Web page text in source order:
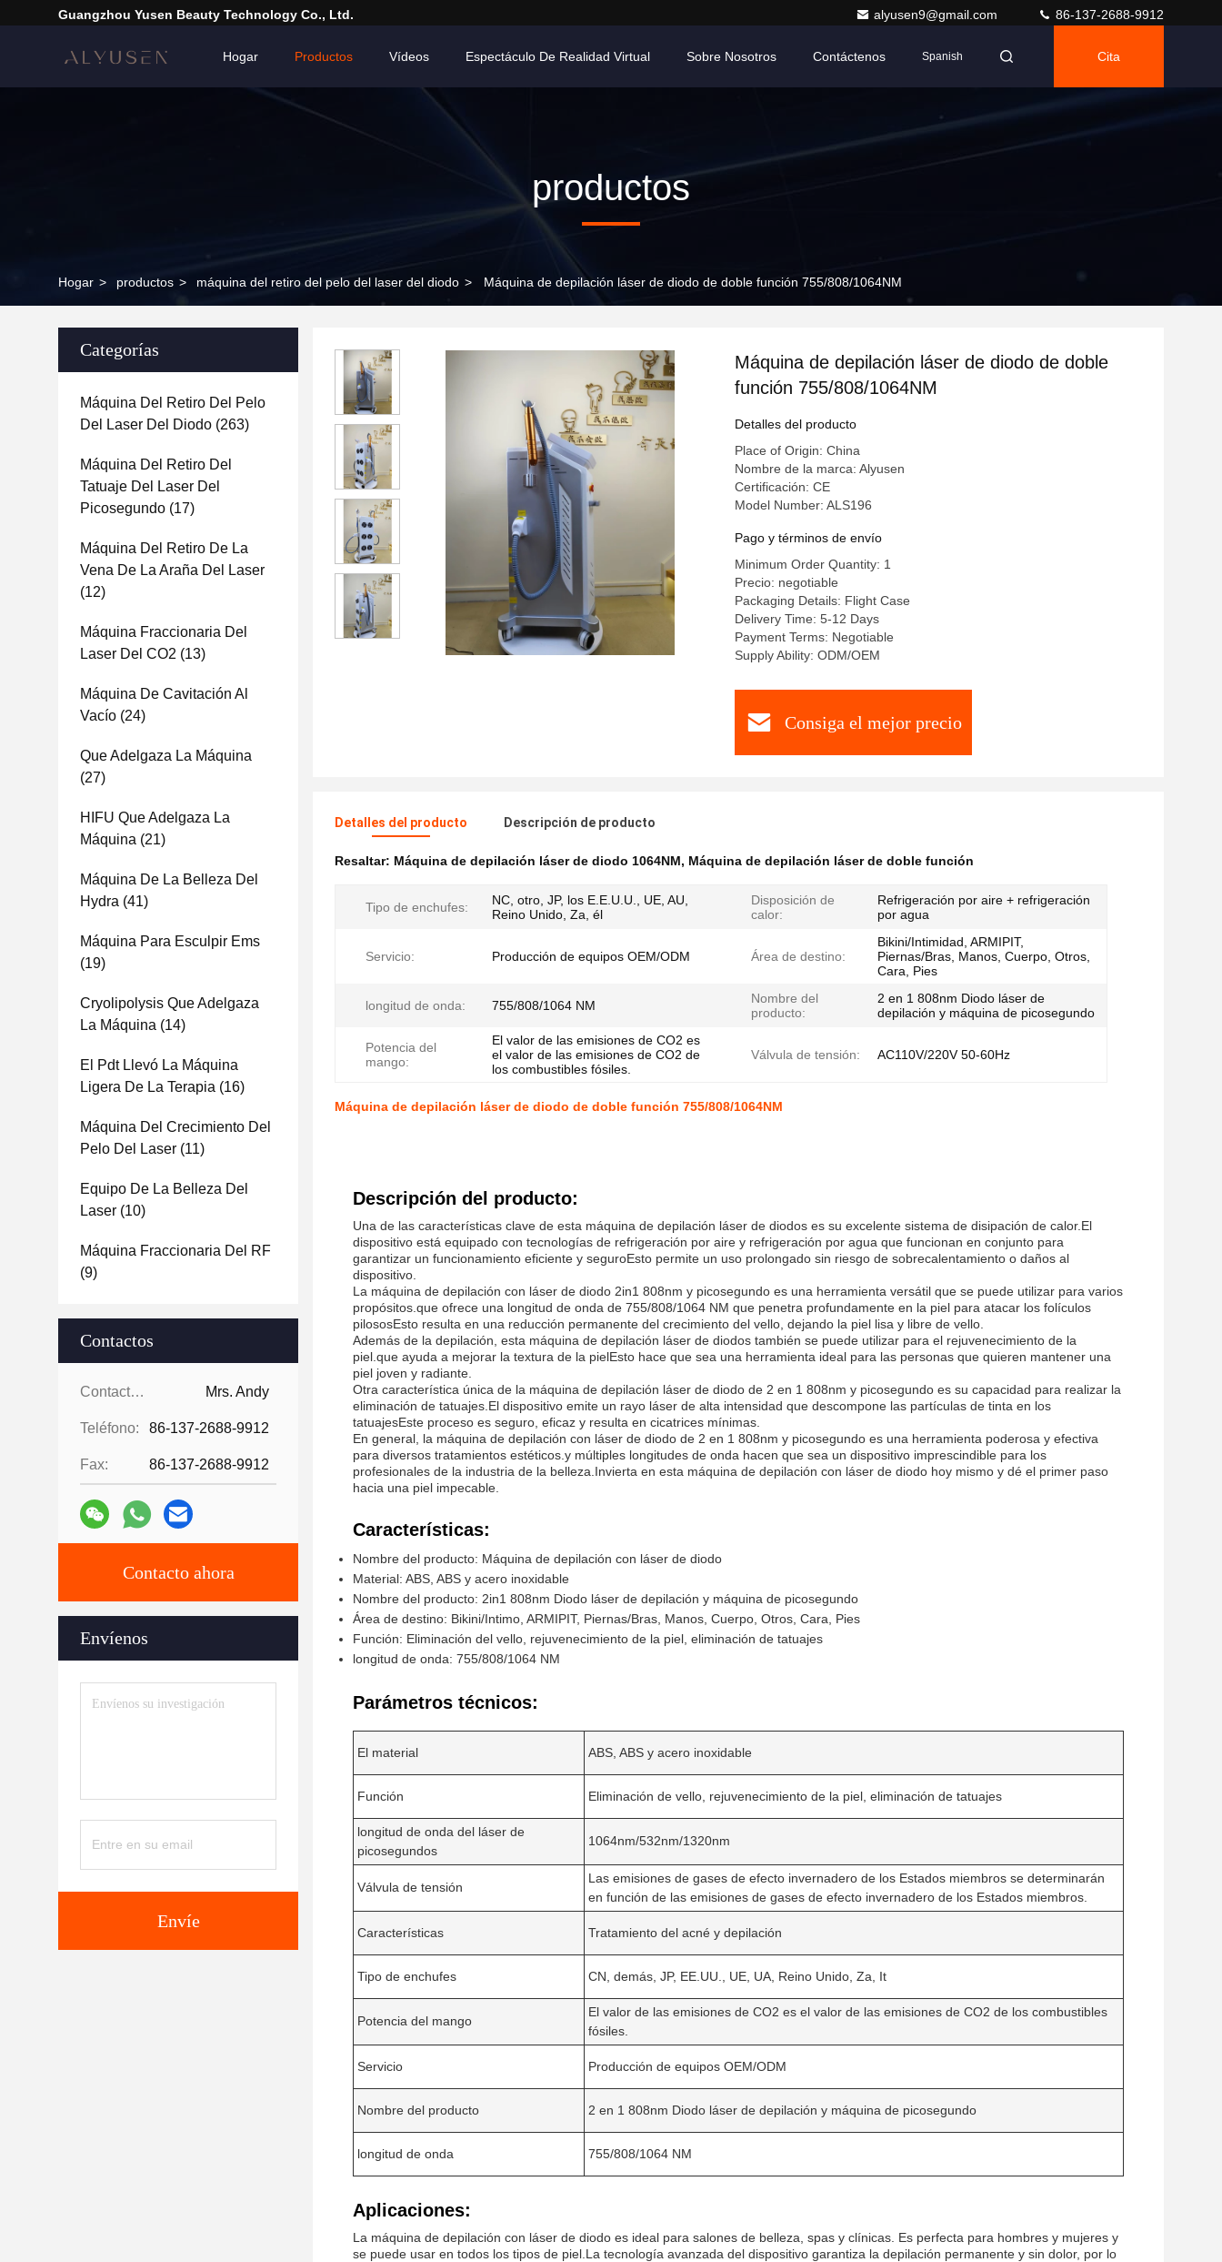
Deja un mensaje
¡Te llamaremos pronto!
Guangzhou Yusen Beauty Technology Co., Ltd. alyusen9@gmail.com 86-137-2688-9912
Hogar Productos Vídeos Espectáculo De Realidad Virtual Sobre Nosotros Contáctenos Spanish Cita
productos
Hogar > productos > máquina del retiro del pelo del laser del diodo > Máquina de depilación láser de diodo de doble función 755/808/1064NM
Categorías
Máquina Del Retiro Del Pelo
Del Laser Del Diodo (263)
Máquina Del Retiro Del
Tatuaje Del Laser Del
Picosegundo (17)
Máquina Del Retiro De La
Vena De La Araña Del Laser
(12)
Máquina Fraccionaria Del
Laser Del CO2 (13)
Máquina De Cavitación Al
Vacío (24)
Que Adelgaza La Máquina
(27)
HIFU Que Adelgaza La
Máquina (21)
Máquina De La Belleza Del
Hydra (41)
Máquina Para Esculpir Ems
(19)
Cryolipolysis Que Adelgaza
La Máquina (14)
El Pdt Llevó La Máquina
Ligera De La Terapia (16)
Máquina Del Crecimiento Del
Pelo Del Laser (11)
Equipo De La Belleza Del
Laser (10)
Máquina Fraccionaria Del RF
(9)
Contactos
Contactos: Mrs. Andy
Teléfono: 86-137-2688-9912
Fax: 86-137-2688-9912
Contacto ahora
Envíenos
Envíe
Máquina de depilación láser de diodo de doble
función 755/808/1064NM
Detalles del producto
Place of Origin: China
Nombre de la marca: Alyusen
Certificación: CE
Model Number: ALS196
Pago y términos de envío
Minimum Order Quantity: 1
Precio: negotiable
Packaging Details: Flight Case
Delivery Time: 5-12 Days
Payment Terms: Negotiable
Supply Ability: ODM/OEM
Consiga el mejor precio
Detalles del producto Descripción de producto
Resaltar: Máquina de depilación láser de diodo 1064NM, Máquina de depilación láser de doble función
Tipo de enchufes:
NC, otro, JP, los E.E.U.U., UE, AU,
Reino Unido, Za, él
Disposición de
calor:
Refrigeración por aire + refrigeración
por agua
Servicio: Producción de equipos OEM/ODM Área de destino:
Bikini/Intimidad, ARMIPIT,
Piernas/Bras, Manos, Cuerpo, Otros,
Cara, Pies
longitud de onda: 755/808/1064 NM
Nombre del
producto:
2 en 1 808nm Diodo láser de
depilación y máquina de picosegundo
Potencia del
mango:
El valor de las emisiones de CO2 es
el valor de las emisiones de CO2 de
los combustibles fósiles.
Válvula de tensión: AC110V/220V 50-60Hz
Máquina de depilación láser de diodo de doble función 755/808/1064NM
Descripción del producto:
Una de las características clave de esta máquina de depilación láser de diodos es su excelente sistema de disipación de calor.El
dispositivo está equipado con tecnologías de refrigeración por aire y refrigeración por agua que funcionan en conjunto para
garantizar un funcionamiento eficiente y seguroEsto permite un uso prolongado sin riesgo de sobrecalentamiento o daños al
dispositivo.
La máquina de depilación con láser de diodo 2in1 808nm y picosegundo es una herramienta versátil que se puede utilizar para varios
propósitos.que ofrece una longitud de onda de 755/808/1064 NM que penetra profundamente en la piel para atacar los folículos
pilososEsto resulta en una reducción permanente del crecimiento del vello, dejando la piel lisa y libre de vello.
Además de la depilación, esta máquina de depilación láser de diodos también se puede utilizar para el rejuvenecimiento de la
piel.que ayuda a mejorar la textura de la pielEsto hace que sea una herramienta ideal para las personas que quieren mantener una
piel joven y radiante.
Otra característica única de la máquina de depilación láser de diodo de 2 en 1 808nm y picosegundo es su capacidad para realizar la
eliminación de tatuajes.El dispositivo emite un rayo láser de alta intensidad que descompone las partículas de tinta en los
tatuajesEste proceso es seguro, eficaz y resulta en cicatrices mínimas.
En general, la máquina de depilación con láser de diodo de 2 en 1 808nm y picosegundo es una herramienta poderosa y efectiva
para diversos tratamientos estéticos.y múltiples longitudes de onda hacen que sea un dispositivo imprescindible para los
profesionales de la industria de la belleza.Invierta en esta máquina de depilación con láser de diodo hoy mismo y dé el primer paso
hacia una piel impecable.
Características:
Nombre del producto: Máquina de depilación con láser de diodo
Material: ABS, ABS y acero inoxidable
Nombre del producto: 2in1 808nm Diodo láser de depilación y máquina de picosegundo
Área de destino: Bikini/Intimo, ARMIPIT, Piernas/Bras, Manos, Cuerpo, Otros, Cara, Pies
Función: Eliminación del vello, rejuvenecimiento de la piel, eliminación de tatuajes
longitud de onda: 755/808/1064 NM
Parámetros técnicos:
El material ABS, ABS y acero inoxidable
Función Eliminación de vello, rejuvenecimiento de la piel, eliminación de tatuajes
longitud de onda del láser de
picosegundos
1064nm/532nm/1320nm
Válvula de tensión
Las emisiones de gases de efecto invernadero de los Estados miembros se determinarán
en función de las emisiones de gases de efecto invernadero de los Estados miembros.
Características Tratamiento del acné y depilación
Tipo de enchufes CN, demás, JP, EE.UU., UE, UA, Reino Unido, Za, It
Potencia del mango
El valor de las emisiones de CO2 es el valor de las emisiones de CO2 de los combustibles
fósiles.
Servicio Producción de equipos OEM/ODM
Nombre del producto 2 en 1 808nm Diodo láser de depilación y máquina de picosegundo
longitud de onda 755/808/1064 NM
Aplicaciones:
La máquina de depilación con láser de diodo es ideal para salones de belleza, spas y clínicas. Es perfecta para hombres y mujeres y
se puede usar en todos los tipos de piel.La tecnología avanzada del dispositivo garantiza la depilación permanente y sin dolor, por lo